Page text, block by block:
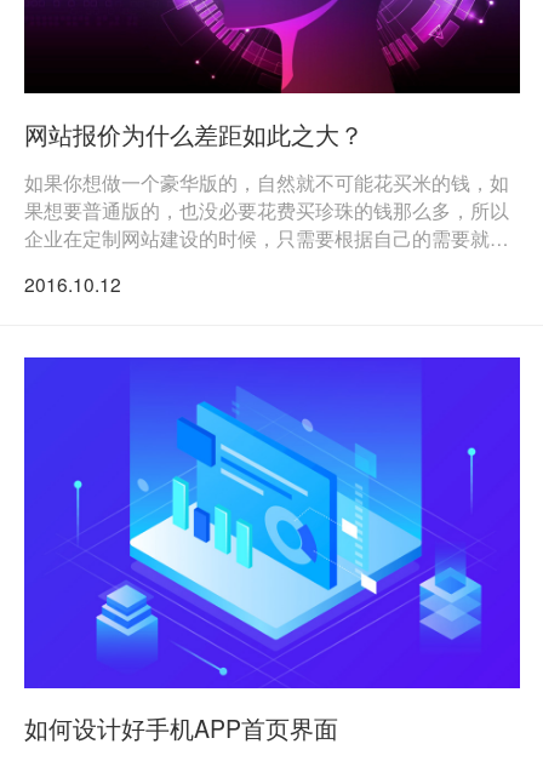
网站报价为什么差距如此之大？
如果你想做一个豪华版的，自然就不可能花买米的钱，如
果想要普通版的，也没必要花费买珍珠的钱那么多，所以
企业在定制网站建设的时候，只需要根据自己的需要就可
2016.10.12
如何设计好手机APP首页界面